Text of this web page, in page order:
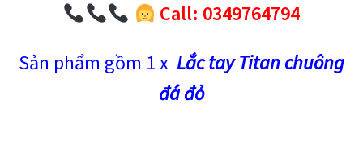
Call: 0349764794
Sản phẩm gồm 1 x Lắc tay Titan chuông
đá đỏ